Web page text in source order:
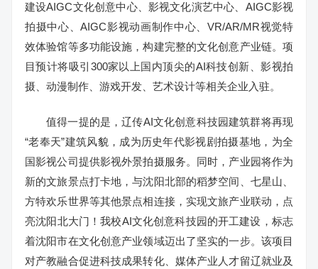
建设AIGC文化创意中心、影视文化演艺中心、AIGC影视
拍摄中心、AIGC影视动画制作中心、VR/AR/MR视觉特
效体验馆等多功能设施，构建完整的文化创意产业链。项
目预计将吸引300家以上国内顶尖的AI科技创新、影视拍
摄、动漫制作、游戏开发、艺术设计等相关企业入驻。
值得一提的是，辽传AI文化创意科技园建筑群将再现
“老奉天”建筑风貌，成为历史年代影视剧拍摄基地，为全
国影视公司提供影视外景拍摄服务。同时，产业园将作为
新的文旅景点打卡地，与沈阳北部的稻梦空间、七星山、
方特欢乐世界等其他景点相连接，实现文旅产业联动，点
亮沈阳北大门！我校AI文化创意科技园的开工建设，标志
着沈阳市在文化创意产业领域迈出了坚实的一步。该项目
对产教融合促进科技成果转化、媒体产业人才留辽就业及